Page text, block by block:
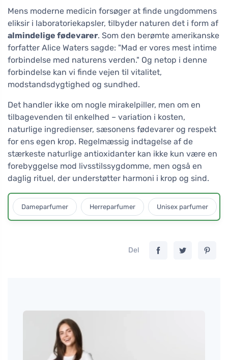
Mens moderne medicin forsøger at finde ungdommens
eliksir i laboratoriekapsler, tilbyder naturen det i form af
almindelige fødevarer. Som den berømte amerikanske
forfatter Alice Waters sagde: "Mad er vores mest intime
forbindelse med naturens verden." Og netop i denne
forbindelse kan vi finde vejen til vitalitet,
modstandsdygtighed og sundhed.
Det handler ikke om nogle mirakelpiller, men om en
tilbagevenden til enkelhed – variation i kosten,
naturlige ingredienser, sæsonens fødevarer og respekt
for ens egen krop. Regelmæssig indtagelse af de
stærkeste naturlige antioxidanter kan ikke kun være en
forebyggelse mod livsstilssygdomme, men også en
daglig rituel, der understøtter harmoni i krop og sind.
Dameparfumer Herreparfumer Unisex parfumer
Del